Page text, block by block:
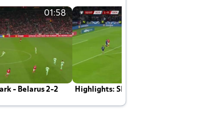
01:58
- Belarus 2-2 Highlights: Skotland - Danmark 4-2